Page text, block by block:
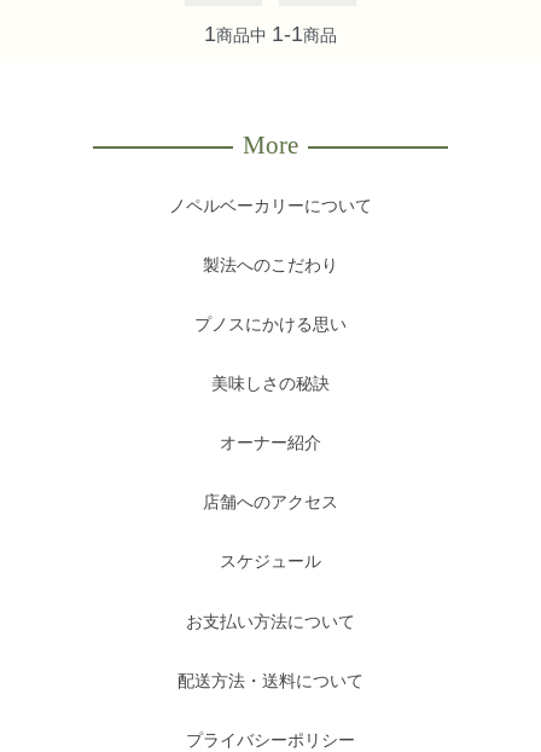
1商品中 1-1商品
More
ノペルベーカリーについて
製法へのこだわり
プノスにかける思い
美味しさの秘訣
オーナー紹介
店舗へのアクセス
スケジュール
お支払い方法について
配送方法・送料について
プライバシーポリシー